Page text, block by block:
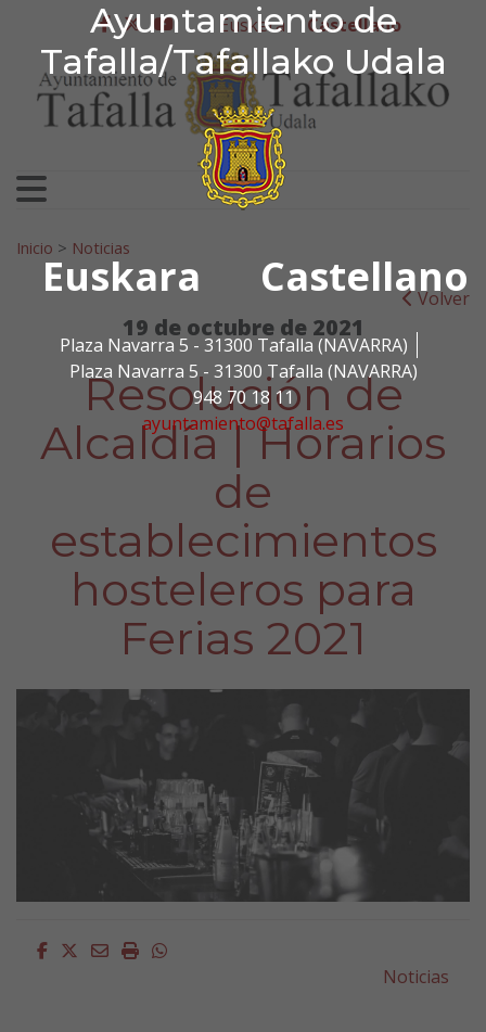
Ayuntamiento de
Tafalla/Tafallako Udala
Euskara Castellano
Plaza Navarra 5 - 31300 Tafalla (NAVARRA)
Plaza Navarra 5 - 31300 Tafalla (NAVARRA)
948 70 18 11
ayuntamiento@tafalla.es
Ir al contenido
Ayuntamiento de
facebook
twitter
youtube
Euskera Castellano
Search for:
Inicio > Noticias
Volver
19 de octubre de 2021
Resolución de
Alcaldía | Horarios
de
establecimientos
hosteleros para
Ferias 2021
Facebook
Twitter
EmailImprimirWhatsapp
Noticias